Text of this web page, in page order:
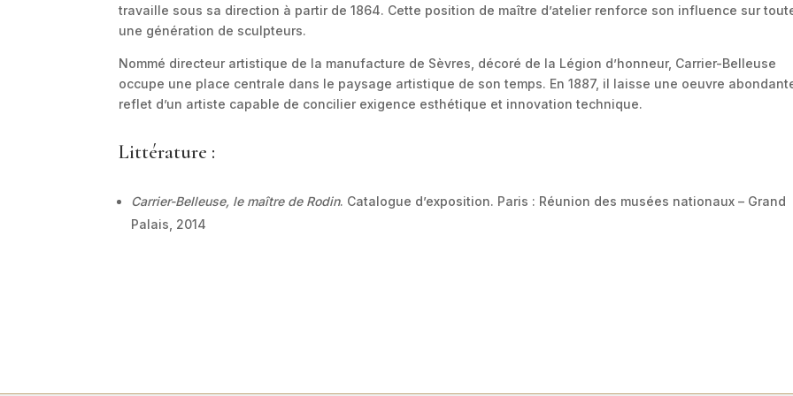
travaille sous sa direction à partir de 1864. Cette position de maître d’atelier renforce son influence sur
une génération de sculpteurs.
Nommé directeur artistique de la manufacture de Sèvres, décoré de la Légion d’honneur, Carrier-Belleuse
occupe une place centrale dans le paysage artistique de son temps. En 1887, il laisse une oeuvre
reflet d’un artiste capable de concilier exigence esthétique et innovation technique.
Littérature :
Carrier-Belleuse, le maître de Rodin. Catalogue d’exposition. Paris : Réunion des musées nationaux – Grand
Palais, 2014